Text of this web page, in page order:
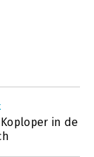
in de